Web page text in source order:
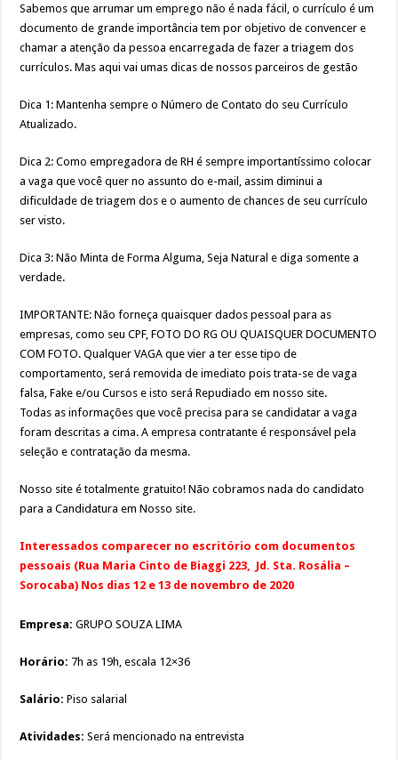
Sabemos que arrumar um emprego não é nada fácil, o currículo é um
documento de grande importância tem por objetivo de convencer e
chamar a atenção da pessoa encarregada de fazer a triagem dos
currículos. Mas aqui vai umas dicas de nossos parceiros de gestão
Dica 1: Mantenha sempre o Número de Contato do seu Currículo
Atualizado.
Dica 2: Como empregadora de RH é sempre importantíssimo colocar
a vaga que você quer no assunto do e-mail, assim diminui a
dificuldade de triagem dos e o aumento de chances de seu currículo
ser visto.
Dica 3: Não Minta de Forma Alguma, Seja Natural e diga somente a
verdade.
IMPORTANTE: Não forneça quaisquer dados pessoal para as
empresas, como seu CPF, FOTO DO RG OU QUAISQUER DOCUMENTO
COM FOTO. Qualquer VAGA que vier a ter esse tipo de
comportamento, será removida de imediato pois trata-se de vaga
falsa, Fake e/ou Cursos e isto será Repudiado em nosso site.
Todas as informações que você precisa para se candidatar a vaga
foram descritas a cima. A empresa contratante é responsável pela
seleção e contratação da mesma.
Nosso site é totalmente gratuito! Não cobramos nada do candidato
para a Candidatura em Nosso site.
Interessados comparecer no escritório com documentos
pessoais (Rua Maria Cinto de Biaggi 223, Jd. Sta. Rosália –
Sorocaba) Nos dias 12 e 13 de novembro de 2020
Empresa: GRUPO SOUZA LIMA
Horário: 7h as 19h, escala 12×36
Salário:Piso salarial
Atividades:Será mencionado na entrevista